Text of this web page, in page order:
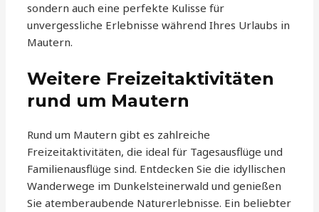
sondern auch eine perfekte Kulisse für
unvergessliche Erlebnisse während Ihres Urlaubs in
Mautern.
Weitere Freizeitaktivitäten
rund um Mautern
Rund um Mautern gibt es zahlreiche
Freizeitaktivitäten, die ideal für Tagesausflüge und
Familienausflüge sind. Entdecken Sie die idyllischen
Wanderwege im Dunkelsteinerwald und genießen
Sie atemberaubende Naturerlebnisse. Ein beliebter